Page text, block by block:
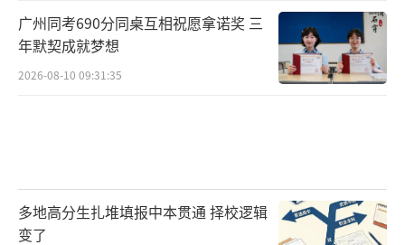
广州同考690分同桌互相祝愿拿诺奖 三
年默契成就梦想
2026-08-10 09:31:35
多地高分生扎堆填报中本贯通 择校逻辑
变了